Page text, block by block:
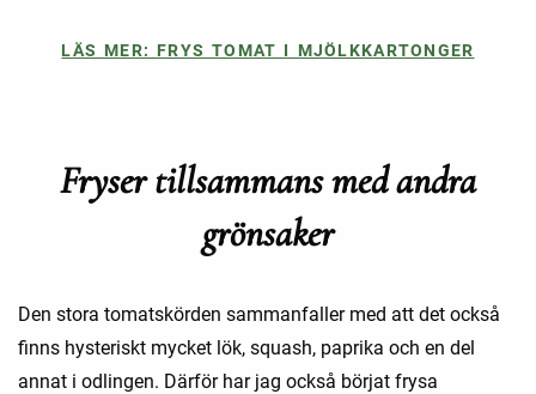
LÄS MER: FRYS TOMAT I MJÖLKKARTONGER
Fryser tillsammans med andra
grönsaker
Den stora tomatskörden sammanfaller med att det också
finns hysteriskt mycket lök, squash, paprika och en del
annat i odlingen. Därför har jag också börjat frysa